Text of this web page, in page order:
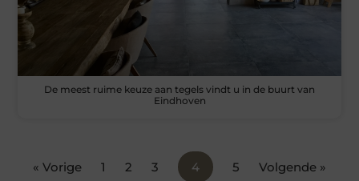
De meest ruime keuze aan tegels vindt u in de buurt van
Eindhoven
« Vorige 1 2 3 4 5 Volgende »